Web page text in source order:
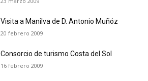
Visita a Manilva de D. Antonio Muñóz
20 febrero 2009
Consorcio de turismo Costa del Sol
16 febrero 2009